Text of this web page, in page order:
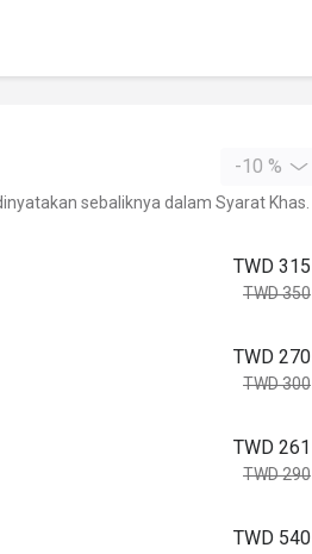
-10 %
sebaliknya dalam Syarat Khas.
TWD 315
TWD 350
TWD 270
TWD 300
TWD 261
TWD 290
TWD 540